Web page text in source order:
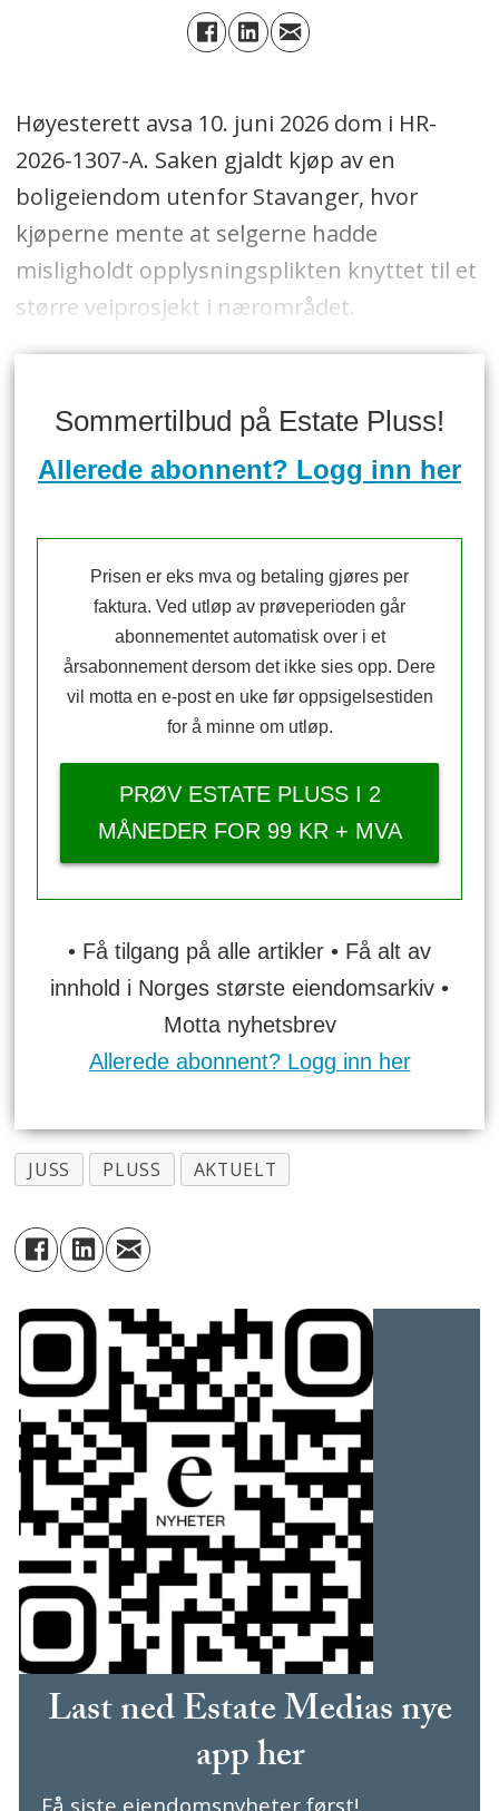
Høyesterett avsa 10. juni 2026 dom i HR-
2026-1307-A. Saken gjaldt kjøp av en
boligeiendom utenfor Stavanger, hvor
kjøperne mente at selgerne hadde
misligholdt opplysningsplikten knyttet til et
større veiprosjekt i nærområdet.
Sommertilbud på Estate Pluss!
Allerede abonnent? Logg inn her
Prisen er eks mva og betaling gjøres per
faktura. Ved utløp av prøveperioden går
abonnementet automatisk over i et
årsabonnement dersom det ikke sies opp. Dere
vil motta en e-post en uke før oppsigelsestiden
for å minne om utløp.
PRØV ESTATE PLUSS I 2
MÅNEDER FOR 99 KR + MVA
• Få tilgang på alle artikler • Få alt av
innhold i Norges største eiendomsarkiv •
Motta nyhetsbrev
Allerede abonnent? Logg inn her
JUSS PLUSS AKTUELT
Last ned Estate Medias nye
app her